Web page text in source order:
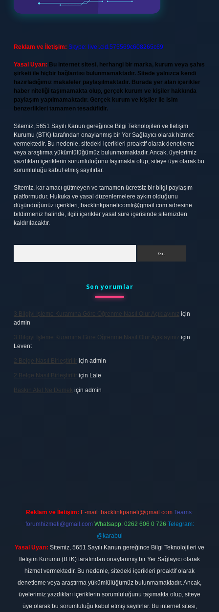
Reklam ve İletişim: Skype: live:.cid.575569c608265c69
Yasal Uyarı: Bu internet sitesi, herhangi bir marka, kurum veya şahıs
şirketi ile hiçbir bağlantısı bulunmamaktadır. Sitede yalnızca kendi
hazırladığımız makaleler paylaşılmaktadır. Burada yer alan içerikler
haber niteliği taşımamakta olup, gerçek kurum ve kişiler hakkında
paylaşım yapılmamaktadır. Gerçek kurum ve kişiler ile isim
benzerlikleri tamamen tesadüfidir.
Sitemiz, 5651 Sayılı Kanun gereğince Bilgi Teknolojileri ve İletişim
Kurumu (BTK) tarafından onaylanmış bir Yer Sağlayıcı olarak hizmet
vermektedir. Bu nedenle, sitedeki içerikleri proaktif olarak denetleme
veya araştırma yükümlülüğümüz bulunmamaktadır. Ancak, üyelerimiz
yazdıkları içeriklerin sorumluluğunu taşımakta olup, siteye üye olarak bu
sorumluluğu kabul etmiş sayılırlar.
Sitemiz, kar amacı gütmeyen ve tamamen ücretsiz bir bilgi paylaşım
platformudur. Hukuka ve yasal düzenlemelere aykırı olduğunu
düşündüğünüz içerikleri, backlinkpanelicomtr@gmail.com adresine
bildirmeniz halinde, ilgili içerikler yasal süre içerisinde sitemizden
kaldırılacaktır.
Son yorumlar
3 Bilgiyi Işleme Kuramına Göre Öğrenme Nasıl Olur Açıklayınız için
admin
3 Bilgiyi Işleme Kuramına Göre Öğrenme Nasıl Olur Açıklayınız için
Levent
2 Belge Nasıl Birleştirilir için admin
2 Belge Nasıl Birleştirilir için Lale
Baskın Alel Ne Demek için admin
Reklam ve İletişim: E-mail: backlinkpaneli@gmail.com Teams:
forumhizmeti@gmail.com Whatsapp: 0262 606 0 726 Telegram:
@karabul
Yasal Uyarı: Sitemiz, 5651 Sayılı Kanun gereğince Bilgi Teknolojileri ve
İletişim Kurumu (BTK) tarafından onaylanmış bir Yer Sağlayıcı olarak
hizmet vermektedir. Bu nedenle, sitedeki içerikleri proaktif olarak
denetleme veya araştırma yükümlülüğümüz bulunmamaktadır. Ancak,
üyelerimiz yazdıkları içeriklerin sorumluluğunu taşımakta olup, siteye
üye olarak bu sorumluluğu kabul etmiş sayılırlar. Bu internet sitesi,